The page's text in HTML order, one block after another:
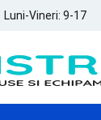
Luni-Vineri: 9-17